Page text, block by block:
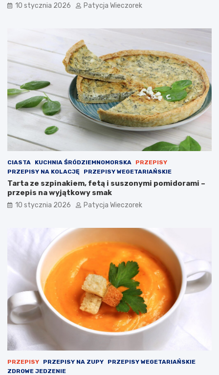
10 stycznia 2026 Patycja Wieczorek
CIASTA KUCHNIA ŚRÓDZIEMNOMORSKA
PRZEPISY
PRZEPISY NA KOLACJĘ
PRZEPISY WEGETARIAŃSKIE
Tarta ze szpinakiem, fetą i suszonymi pomidorami –
przepis na wyjątkowy smak
10 stycznia 2026 Patycja Wieczorek
PRZEPISY PRZEPISY NA ZUPY
PRZEPISY WEGETARIAŃSKIE
ZDROWE JEDZENIE